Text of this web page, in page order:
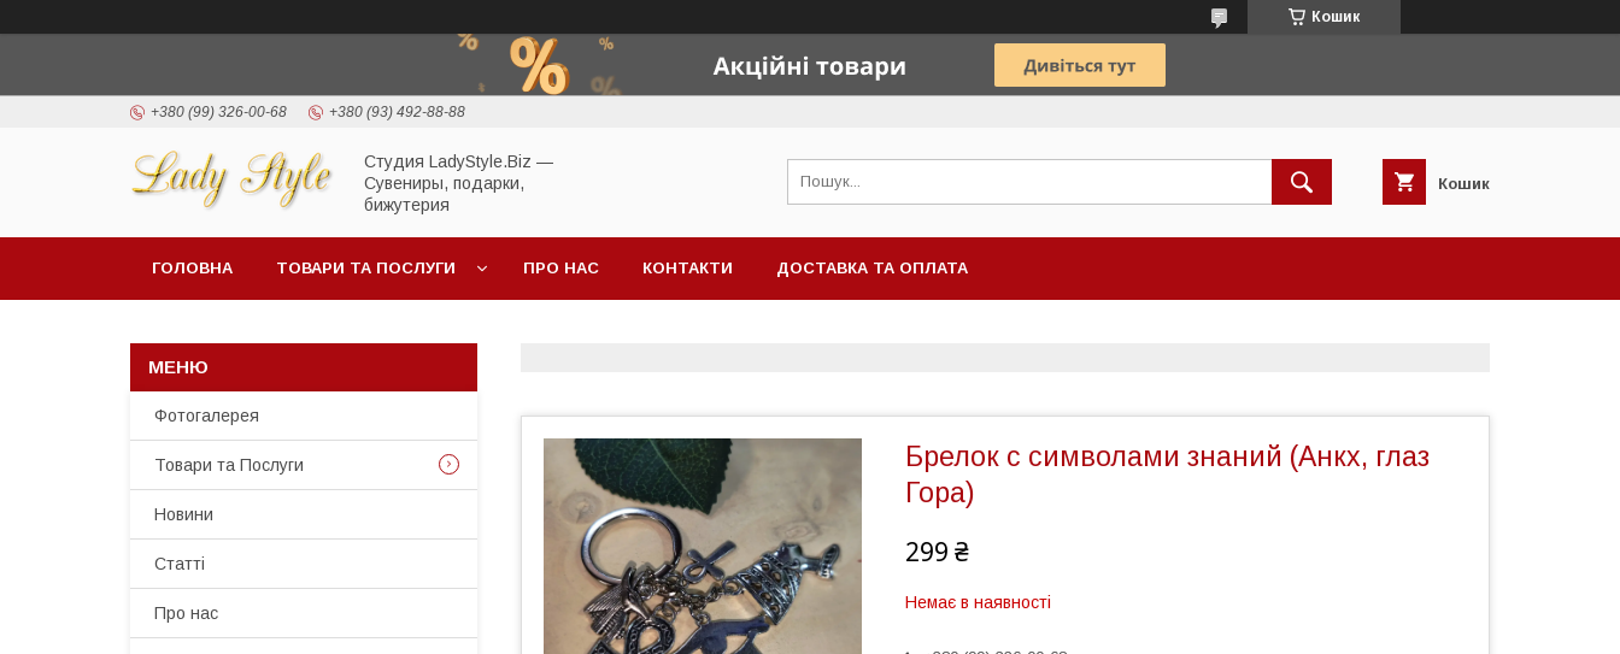
Кошик
+380 (99) 326-00-68 +380 (93) 492-88-88
Студия LadyStyle.Biz —
Сувениры, подарки,
бижутерия
Кошик
ГОЛОВНА ТОВАРИ ТА ПОСЛУГИ ПРО НАС КОНТАКТИ ДОСТАВКА ТА ОПЛАТА
Брелок с символами знаний (Анкх, глаз
Гора)
299 ₴
Немає в наявності
Фотогалерея
Товари та Послуги
Новини
Статті
Про нас